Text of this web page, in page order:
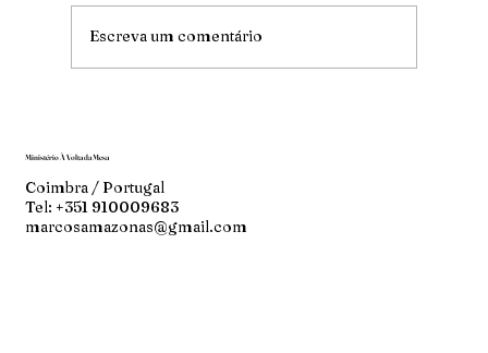
Escreva um comentário
Ministério À Volta da Mesa
Coimbra / Portugal
Tel: +351 910009683
marcosamazonas@gmail.com